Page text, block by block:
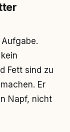
Fett sind zu
Er
Napf, nicht